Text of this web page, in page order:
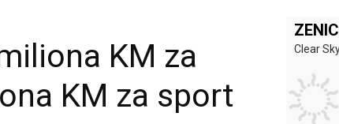
KM za
KM za sport
Clear